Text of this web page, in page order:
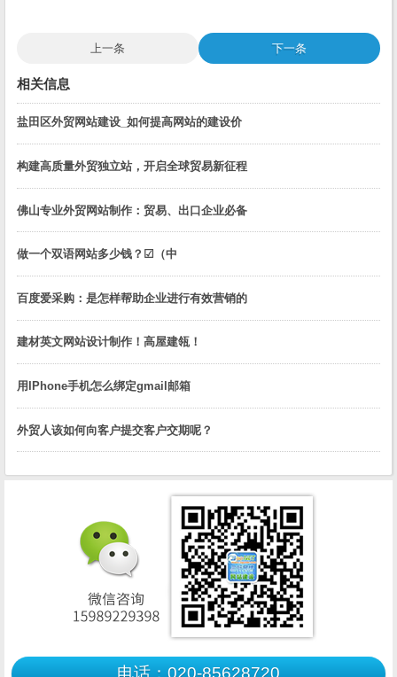
上一条 下一条
相关信息
盐田区外贸网站建设_如何提高网站的建设价
构建高质量外贸独立站，开启全球贸易新征程
佛山专业外贸网站制作：贸易、出口企业必备
做一个双语网站多少钱？☑（中
百度爱采购：是怎样帮助企业进行有效营销的
建材英文网站设计制作！高屋建瓴！
用IPhone手机怎么绑定gmail邮箱
外贸人该如何向客户提交客户交期呢？
电话：020-85628720